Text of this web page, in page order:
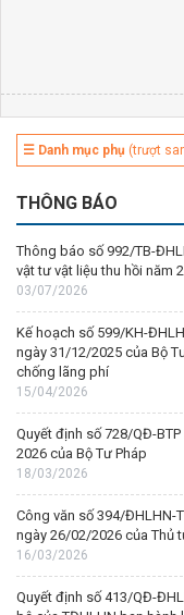
☰ Danh mục phụ (trượt
THÔNG BÁO
Thông báo số 992/TB-
vật tư vật liệu thu hồi năm
03/07/2026
Kế hoạch số 599/KH-
ngày 31/12/2025 của Bộ
chống lãng phí
15/04/2026
Quyết định số 728/QĐ-
2026 của Bộ Tư Pháp
18/03/2026
Công văn số 394/ĐHLHN-
ngày 26/02/2026 của Thủ
16/03/2026
Quyết định số 413/QĐ-